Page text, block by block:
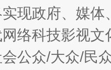
定
现政府、媒
络科技影视
公众/大众/民